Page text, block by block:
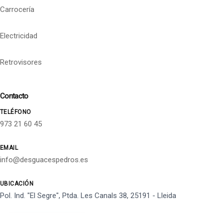
Carrocería
Electricidad
Retrovisores
Contacto
TELÉFONO
973 21 60 45
EMAIL
info@desguacespedros.es
UBICACIÓN
Pol. Ind. "El Segre", Ptda. Les Canals 38, 25191 - Lleida